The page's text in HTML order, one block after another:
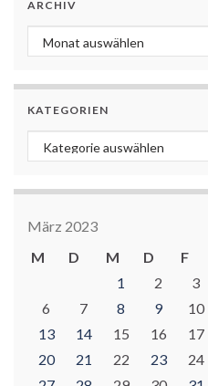
ARCHIV
Archiv
KATEGORIEN
Kategorien
März 2023
M
D M D F
1
2 3
6
7 8 9 10
13
14 15 16 17
20
21 22 23 24